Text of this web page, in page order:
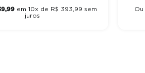
,99 em10x de R$ 393 99 sem
juros
Ou